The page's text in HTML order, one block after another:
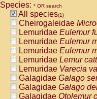
Species: * OR search
All species(1)
Cheirogaleidae
Lemuridae Eulemur
Lemuridae Eulemur
Lemuridae Eulemur
Lemuridae Lemur
Lemuridae Varecia
Galagidae Galago
Galagidae Galago
Galagidae Otolemur